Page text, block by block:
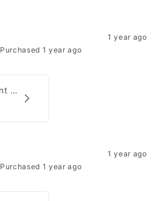
1 year ago
Purchased 1 year ago
Pendentif Yves Saint Laurent
1 year ago
Purchased 1 year ago